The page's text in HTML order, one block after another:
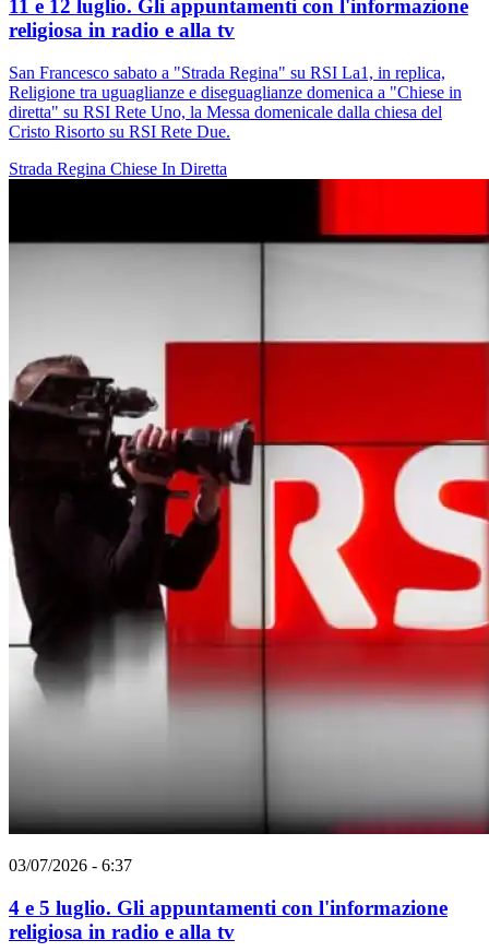
11 e 12 luglio. Gli appuntamenti con l'informazione
religiosa in radio e alla tv
San Francesco sabato a "Strada Regina" su RSI La1, in replica,
Religione tra uguaglianze e diseguaglianze domenica a "Chiese in
diretta" su RSI Rete Uno, la Messa domenicale dalla chiesa del
Cristo Risorto su RSI Rete Due.
Strada Regina Chiese In Diretta
03/07/2026 - 6:37
4 e 5 luglio. Gli appuntamenti con l'informazione
religiosa in radio e alla tv